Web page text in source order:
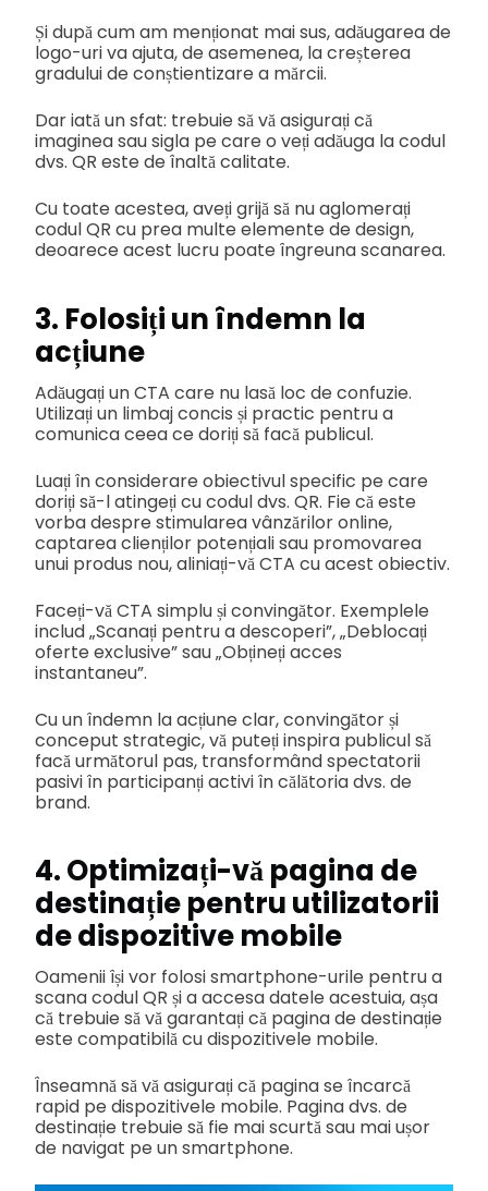
Și după cum am menționat mai sus, adăugarea de
logo-uri va ajuta, de asemenea, la creșterea
gradului de conștientizare a mărcii.
Dar iată un sfat: trebuie să vă asigurați că
imaginea sau sigla pe care o veți adăuga la codul
dvs. QR este de înaltă calitate.
Cu toate acestea, aveți grijă să nu aglomerați
codul QR cu prea multe elemente de design,
deoarece acest lucru poate îngreuna scanarea.
3. Folosiți un îndemn la
acțiune
Adăugați un CTA care nu lasă loc de confuzie.
Utilizați un limbaj concis și practic pentru a
comunica ceea ce doriți să facă publicul.
Luați în considerare obiectivul specific pe care
doriți să-l atingeți cu codul dvs. QR. Fie că este
vorba despre stimularea vânzărilor online,
captarea clienților potențiali sau promovarea
unui produs nou, aliniați-vă CTA cu acest obiectiv.
Faceți-vă CTA simplu și convingător. Exemplele
includ „Scanați pentru a descoperi”, „Deblocați
oferte exclusive” sau „Obțineți acces
instantaneu”.
Cu un îndemn la acțiune clar, convingător și
conceput strategic, vă puteți inspira publicul să
facă următorul pas, transformând spectatorii
pasivi în participanți activi în călătoria dvs. de
brand.
4. Optimizați-vă pagina de
destinație pentru utilizatorii
de dispozitive mobile
Oamenii își vor folosi smartphone-urile pentru a
scana codul QR și a accesa datele acestuia, așa
că trebuie să vă garantați că pagina de destinație
este compatibilă cu dispozitivele mobile.
Înseamnă să vă asigurați că pagina se încarcă
rapid pe dispozitivele mobile. Pagina dvs. de
destinație trebuie să fie mai scurtă sau mai ușor
de navigat pe un smartphone.